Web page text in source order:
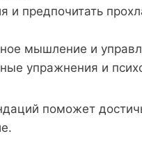
и предпочитать
мышление и
упражнения и
поможет